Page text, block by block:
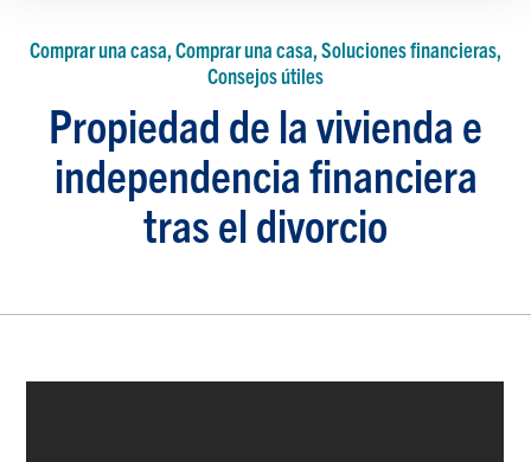
Comprar una casa, Comprar una casa, Soluciones financieras,
Consejos útiles
Propiedad de la vivienda e
independencia financiera
tras el divorcio